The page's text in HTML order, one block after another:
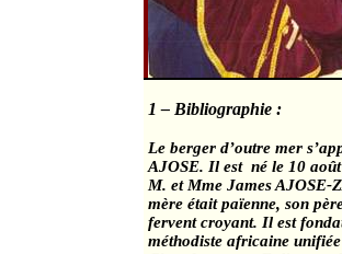
1 – Bibliographie :
Le berger d’outre mer
AJOSE. Il est né le 10
M. et Mme James AJOSE-
mère était païenne, son
fervent croyant. Il est
méthodiste africaine